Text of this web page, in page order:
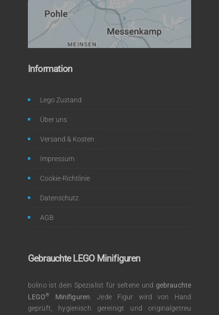
Information
Lego Zustand
Über uns
Versand & Kosten
Impressum
Cookie-Richtlinie
Datenschutz
AGB
Gebrauchte LEGO Minifiguren
bolino ist dein Spezialist für seltene und gebrauchte
LEGO® Minifiguren. Jede Figur wird von Hand
geprüft, hygienisch gereinigt und originalgetreu